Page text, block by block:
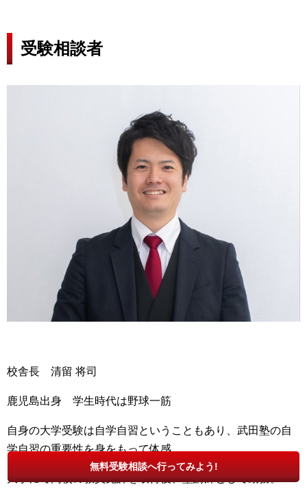
受験相談者
校舎長 清留 将司
鹿児島出身 学生時代は野球一筋
自身の大学受験は自学自習ということもあり、武田塾の自
学自習の重要性を身をもって体感。
大学にて高校の教員免許を取得後、塾講師として勤務。
無料受験相談へ行ってみよう!